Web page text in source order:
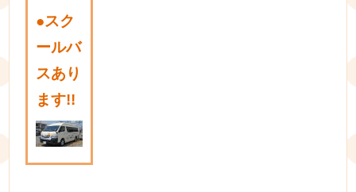
●スク
ールバ
スあり
ます!!